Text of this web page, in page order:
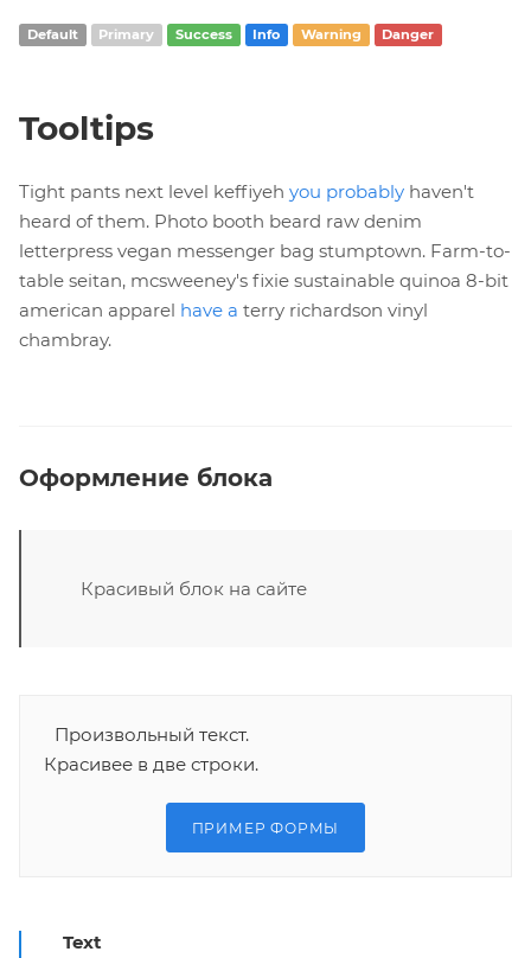
Default Primary Success Info Warning Danger
Tooltips
Tight pants next level keffiyeh you probably haven't
heard of them. Photo booth beard raw denim
letterpress vegan messenger bag stumptown. Farm-to-
table seitan, mcsweeney's fixie sustainable quinoa 8-bit
american apparel have a terry richardson vinyl
chambray.
Оформление блока
Красивый блок на сайте
Произвольный текст.
Красивее в две строки.
ПРИМЕР ФОРМЫ
Text